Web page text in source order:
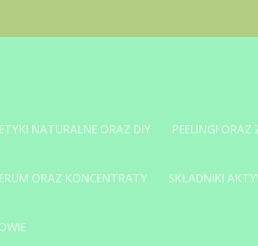
NATURALNE ORAZ DIY PEELINGI ORAZ
ORAZ KONCENTRATY SKŁADNIKI